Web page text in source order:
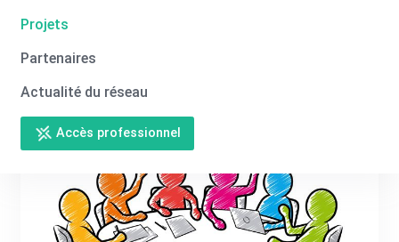
Projets
Partenaires
Actualité du réseau
Accès professionnel